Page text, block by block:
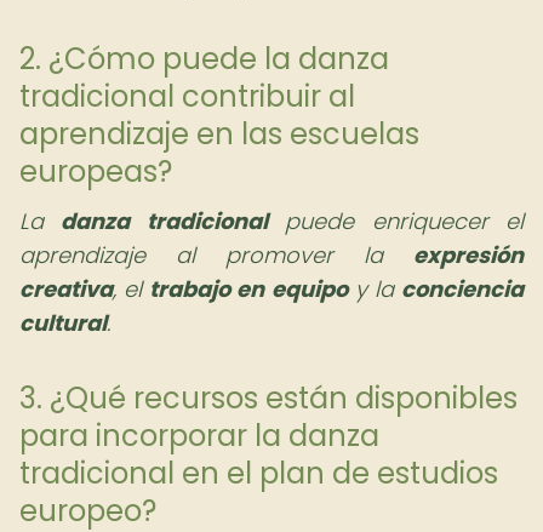
2. ¿Cómo puede la danza
tradicional contribuir al
aprendizaje en las escuelas
europeas?
La danza tradicionalpuede enriquecer el
aprendizaje al promover la expresión
creativa, el trabajo en equipoy la conciencia
cultural.
3. ¿Qué recursos están disponibles
para incorporar la danza
tradicional en el plan de estudios
europeo?